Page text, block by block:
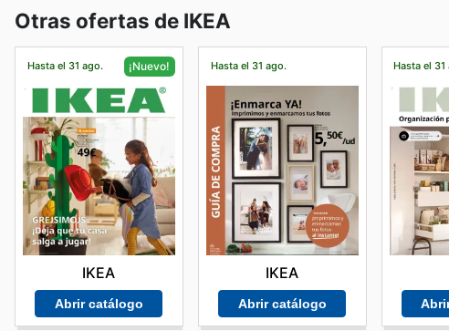
Otras ofertas de IKEA
Hasta el 31 ago. ¡Nuevo!
IKEA
Abrir catálogo
Hasta el 31 ago.
IKEA
Abrir catálogo
Hasta el 31